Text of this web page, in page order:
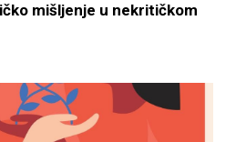
mišljenje u nekritičkom